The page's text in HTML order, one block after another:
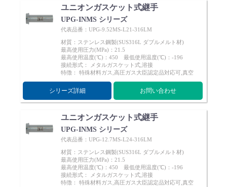
ユニオンガスケット式継手
UPG-INMS シリーズ
代表品番：UPG-9.52MS-L21-316LM
材質：ステンレス鋼製(SUS316L ダブルメルト材)
最高使用圧力(MPa)：21.5
最高使用温度(℃)：450 最低使用温度(℃)：-196
接続形式： メタルガスケット式,溶接
特徴： 特殊材料ガス,高圧ガス大臣認定品対応可,真空
シリーズ詳細 お問い合わせ
ユニオンガスケット式継手
UPG-INMS シリーズ
代表品番：UPG-12.7MS-L24-316LM
材質：ステンレス鋼製(SUS316L ダブルメルト材)
最高使用圧力(MPa)：21.5
最高使用温度(℃)：450 最低使用温度(℃)：-196
接続形式： メタルガスケット式,溶接
特徴： 特殊材料ガス,高圧ガス大臣認定品対応可,真空